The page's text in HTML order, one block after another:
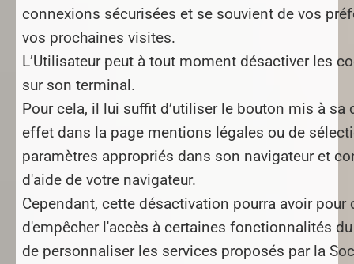
connexions sécurisées et se souvient de vos
vos prochaines visites.
L’Utilisateur peut à tout moment désactiver les
sur son terminal.
Pour cela, il lui suffit d’utiliser le bouton mis à
effet dans la page mentions légales ou de
paramètres appropriés dans son navigateur et
d'aide de votre navigateur.
Cependant, cette désactivation pourra avoir pour
d'empêcher l'accès à certaines fonctionnalités
de personnaliser les services proposés par la